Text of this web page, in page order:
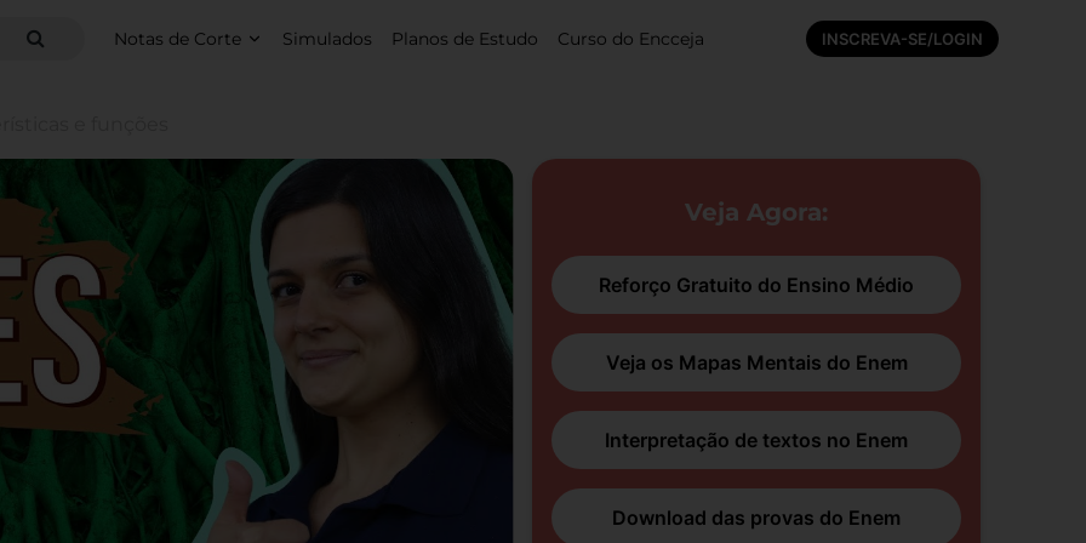
Notas de Corte Simulados Planos de Estudo Curso do Encceja INSCREVA-SE/LOGIN
Veja Agora:
Reforço Gratuito do Ensino Médio
Veja os Mapas Mentais do Enem
Interpretação de textos no Enem
Download das provas do Enem